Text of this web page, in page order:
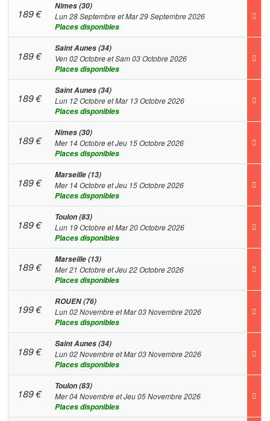
189€
Nimes (30)
Lun 28 Septembre et Mar 29 Septembre 2026
Places disponibles
189€
Saint Aunes (34)
Ven 02 Octobre et Sam 03 Octobre 2026
Places disponibles
189€
Saint Aunes (34)
Lun 12 Octobre et Mar 13 Octobre 2026
Places disponibles
189€
Nimes (30)
Mer 14 Octobre et Jeu 15 Octobre 2026
Places disponibles
189€
Marseille (13)
Mer 14 Octobre et Jeu 15 Octobre 2026
Places disponibles
189€
Toulon (83)
Lun 19 Octobre et Mar 20 Octobre 2026
Places disponibles
189€
Marseille (13)
Mer 21 Octobre et Jeu 22 Octobre 2026
Places disponibles
199€
ROUEN (76)
Lun 02 Novembre et Mar 03 Novembre 2026
Places disponibles
189€
Saint Aunes (34)
Lun 02 Novembre et Mar 03 Novembre 2026
Places disponibles
189€
Toulon (83)
Mer 04 Novembre et Jeu 05 Novembre 2026
Places disponibles